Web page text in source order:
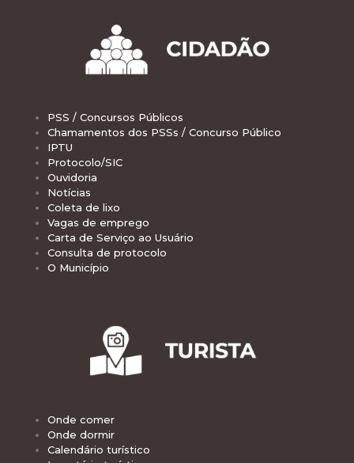
PSS / Concursos Públicos
Chamamentos dos PSSs / Concurso Público
IPTU
Protocolo/SIC
Ouvidoria
Notícias
Coleta de lixo
Vagas de emprego
Carta de Serviço ao Usuário
Consulta de protocolo
O Município
Onde comer
Onde dormir
Calendário turístico